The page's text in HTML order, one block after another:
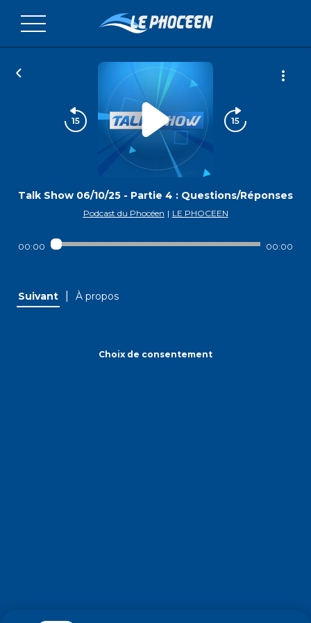
Talk Show 06/10/25 - Partie 4 : Questions/Réponses
Podcast du Phocéen | LE PHOCEEN
00:00 00:00
Suivant À propos
Choix de consentement